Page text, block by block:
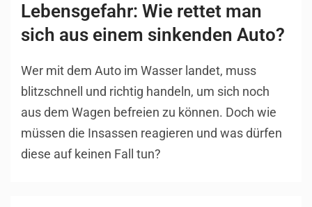
Lebensgefahr: Wie rettet man
sich aus einem sinkenden Auto?
Wer mit dem Auto im Wasser landet, muss
blitzschnell und richtig handeln, um sich noch
aus dem Wagen befreien zu können. Doch wie
müssen die Insassen reagieren und was dürfen
diese auf keinen Fall tun?